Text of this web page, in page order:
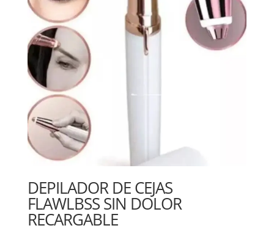
DEPILADOR DE CEJAS
FLAWLBSS SIN DOLOR
RECARGABLE